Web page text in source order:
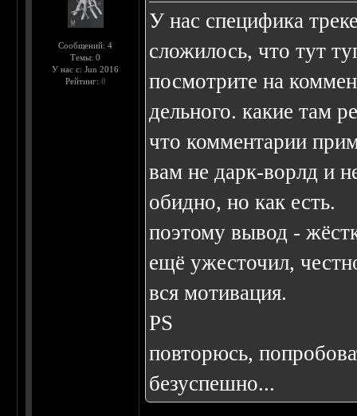
Сообщений: 4
Темы: 0
У нас с: Jun 2016
Рейтинг: 0
У нас специфика
сложилось, что тут
посмотрите на
дельного. какие там
что комментарии
вам не дарк-ворлд и
обидно, но как есть.
поэтому вывод -
ещё ужесточил,
вся мотивация.
PS
повторюсь,
безуспешно...